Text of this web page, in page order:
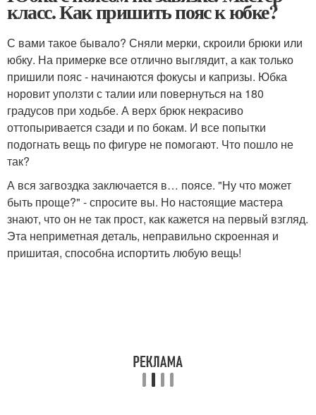
класс. Как пришить пояс к юбке?
С вами такое бывало? Сняли мерки, скроили брюки или
юбку. На примерке все отлично выглядит, а как только
пришили пояс - начинаются фокусы и капризы. Юбка
норовит уползти с талии или повернуться на 180
градусов при ходьбе. А верх брюк некрасиво
оттопыривается сзади и по бокам. И все попытки
подогнать вещь по фигуре не помогают. Что пошло не
так?
А вся загвоздка заключается в… поясе. "Ну что может
быть проще?" - спросите вы. Но настоящие мастера
знают, что он не так прост, как кажется на первый взгляд.
Эта неприметная деталь, неправильно скроенная и
пришитая, способна испортить любую вещь!